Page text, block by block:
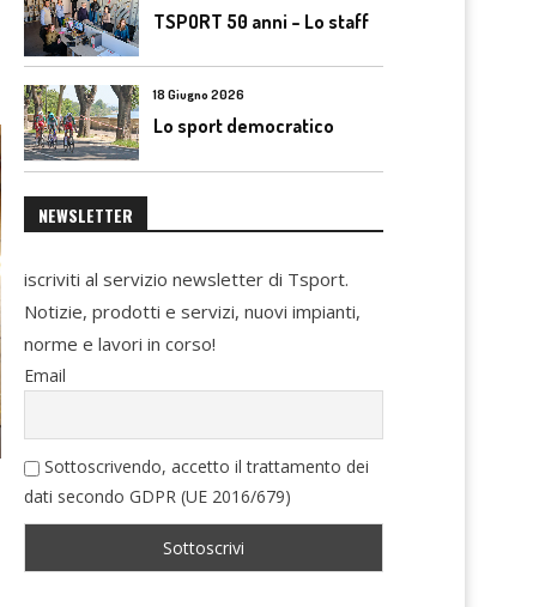
TSPORT 50 anni – Lo staff
18 Giugno 2026
Lo sport democratico
NEWSLETTER
iscriviti al servizio newsletter di Tsport.
Notizie, prodotti e servizi, nuovi impianti,
norme e lavori in corso!
Email
Sottoscrivendo, accetto il trattamento dei
dati secondo GDPR (UE 2016/679)